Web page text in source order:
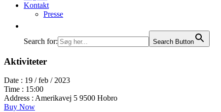
Kontakt
Presse
Search for: Search Button
Aktiviteter
Date : 19 / feb / 2023
Time : 15:00
Address : Amerikavej 5 9500 Hobro
Buy Now